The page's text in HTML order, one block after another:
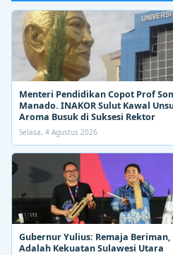
Menteri Pendidikan Copot Prof
Manado. INAKOR Sulut Kawal
Aroma Busuk di Suksesi Rektor
Selasa, 4 Agustus 2026
Gubernur Yulius: Remaja
Adalah Kekuatan Sulawesi Utara